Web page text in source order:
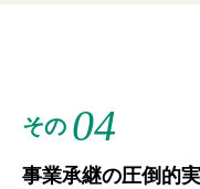
その 04
事業承継の圧倒的